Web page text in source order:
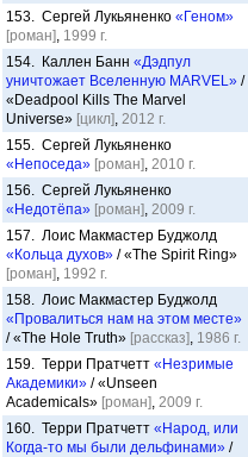
153. Сергей Лукьяненко «Геном»
[роман], 1999 г.
154. Каллен Банн «Дэдпул
уничтожает Вселенную MARVEL» /
«Deadpool Kills The Marvel
Universe» [цикл], 2012 г.
155. Сергей Лукьяненко
«Непоседа» [роман], 2010 г.
156. Сергей Лукьяненко
«Недотёпа» [роман], 2009 г.
157. Лоис Макмастер Буджолд
«Кольца духов» / «The Spirit Ring»
[роман], 1992 г.
158. Лоис Макмастер Буджолд
«Провалиться нам на этом месте»
/ «The Hole Truth» [рассказ], 1986 г.
159. Терри Пратчетт «Незримые
Академики» / «Unseen
Academicals» [роман], 2009 г.
160. Терри Пратчетт «Народ, или
Когда-то мы были дельфинами» /